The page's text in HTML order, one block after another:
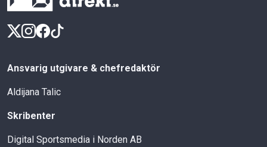
Ansvarig utgivare & chefredaktör
Aldijana Talic
Skribenter
Digital Sportsmedia i Norden AB